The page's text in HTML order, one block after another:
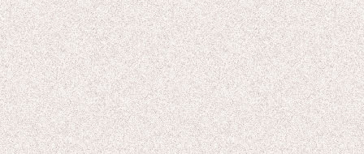
★☆★ galabox disx ★☆★
Adam Levy
青山陽一/Yoichi Aoyama
Undercurrent 4